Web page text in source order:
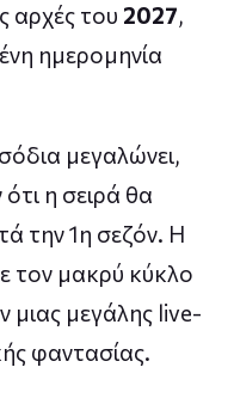
αρχές του 2027,
ημερομηνία
μεγαλώνει,
η σειρά θα
την 1η σεζόν. Η
τον μακρύ κύκλο
μιας μεγάλης live-
φαντασίας.